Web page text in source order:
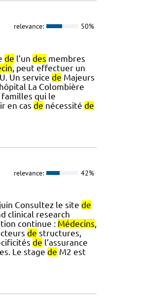
relevance: 50%
de l’un des membres
, peut effectuer un
Un service de Majeurs
La Colombière
qui le
en cas de nécessité de
relevance: 42%
Consultez le site de
clinical research
continue : Médecins,
de structures,
de l’assurance
Le stage de M2 est